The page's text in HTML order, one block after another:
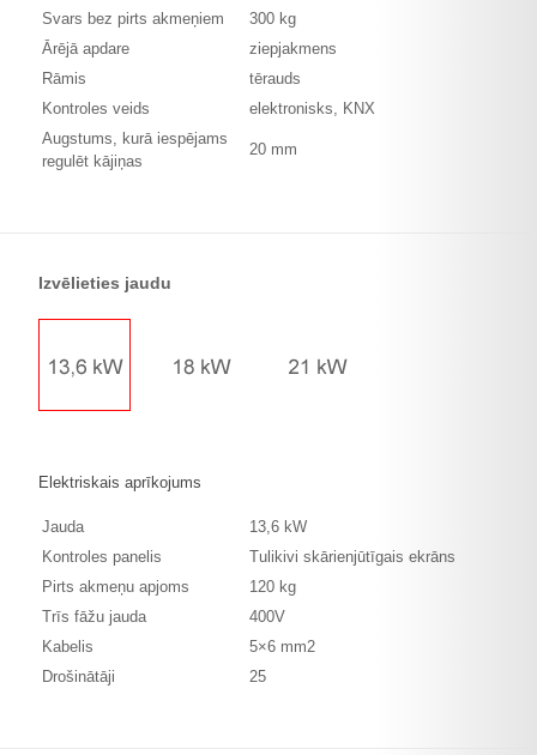
Svars bez pirts akmeņiem
300 kg
Ārējā apdare
ziepjakmens
Rāmis
tērauds
Kontroles veids
elektronisks, KNX
Augstums, kurā iespējams
regulēt kājiņas
20 mm
Izvēlieties jaudu
Elektriskais aprīkojums
Jauda
13,6 kW
Kontroles panelis
Tulikivi skārienjūtīgais ekrāns
Pirts akmeņu apjoms
120 kg
Trīs fāžu jauda
400V
Kabelis
5×6 mm2
Drošinātāji
25